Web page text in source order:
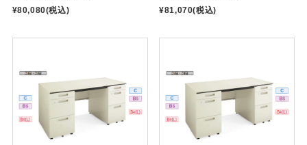
¥80,080(税込)
¥81,070(税込)